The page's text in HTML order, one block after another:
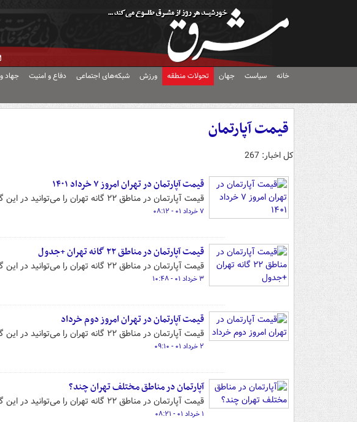
خانه سیاست جهان تحولات منطقه ورزش شبکه‌های اجتماعی دفاع و امنیت جهاد
قیمت آپارتمان
کل اخبار: 267
قیمت آپارتمان در تهران امروز ۷ خرداد ۱۴۰۱
قیمت آپارتمان در مناطق ۲۲ گانه تهران را می‌توانید در این گزارش مشاهده کنید.
۷ خرداد ۰۱ - ۰۸:۱۲
قیمت آپارتمان در مناطق ۲۲ گانه تهران +جدول
قیمت آپارتمان در مناطق ۲۲ گانه تهران را می‌توانید در این گزارش مشاهده کنید.
۳ خرداد ۰۱ - ۱۰:۴۸
قیمت آپارتمان در تهران امروز دوم خرداد
قیمت آپارتمان در مناطق ۲۲ گانه تهران را می‌توانید در این گزارش مشاهده کنید.
۲ خرداد ۰۱ - ۰۹:۱۰
آپارتمان در مناطق مختلف تهران چند؟
قیمت آپارتمان در مناطق ۲۲ گانه تهران را می‌توانید در این گزارش مشاهده کنید.
۱ خرداد ۰۱ - ۰۸:۲۱